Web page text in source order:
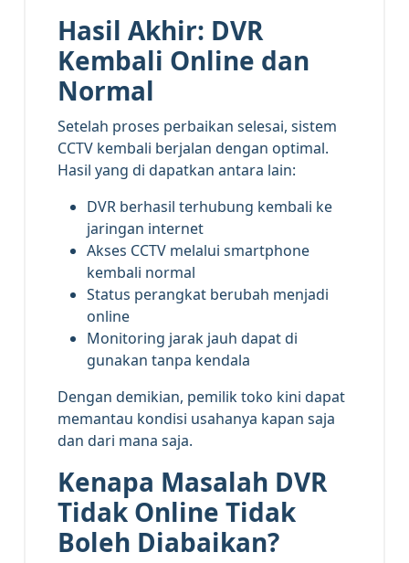
Hasil Akhir: DVR
Kembali Online dan
Normal
Setelah proses perbaikan selesai, sistem
CCTV kembali berjalan dengan optimal.
Hasil yang di dapatkan antara lain:
DVR berhasil terhubung kembali ke
jaringan internet
Akses CCTV melalui smartphone
kembali normal
Status perangkat berubah menjadi
online
Monitoring jarak jauh dapat di
gunakan tanpa kendala
Dengan demikian, pemilik toko kini dapat
memantau kondisi usahanya kapan saja
dan dari mana saja.
Kenapa Masalah DVR
Tidak Online Tidak
Boleh Diabaikan?